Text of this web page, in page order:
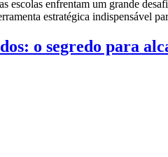
escolas enfrentam um grande
estratégica indispensável
o segredo para